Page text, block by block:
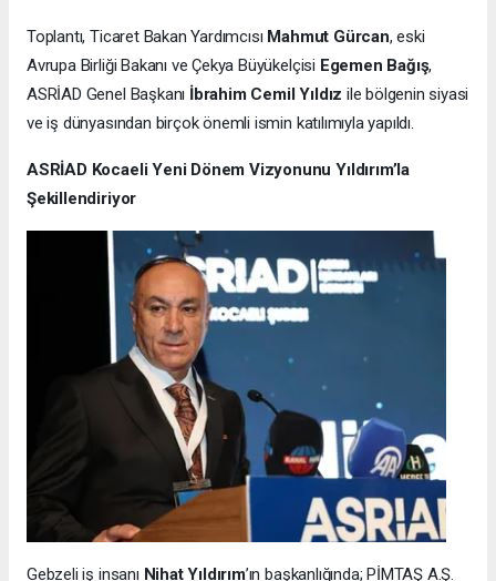
Toplantı, Ticaret Bakan Yardımcısı Mahmut Gürcan, eski
Avrupa Birliği Bakanı ve Çekya Büyükelçisi Egemen Bağış,
ASRİAD Genel Başkanı İbrahim Cemil Yıldız ile bölgenin siyasi
ve iş dünyasından birçok önemli ismin katılımıyla yapıldı.
ASRİAD Kocaeli Yeni Dönem Vizyonunu Yıldırım’la
Şekillendiriyor
Gebzeli iş insanı Nihat Yıldırım’ın başkanlığında; PİMTAŞ A.Ş.